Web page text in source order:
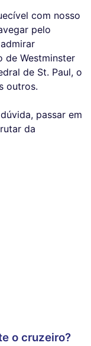
com nosso
pelo
de Westminster
de St. Paul, o
outros.
passar em
da
o cruzeiro?